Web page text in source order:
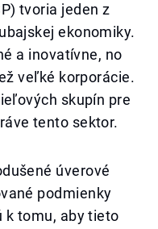
tvoria jeden z
ekonomiky.
a inovatívne, no
veľké korporácie.
skupín pre
tento sektor.
úverové
podmienky
k tomu, aby tieto